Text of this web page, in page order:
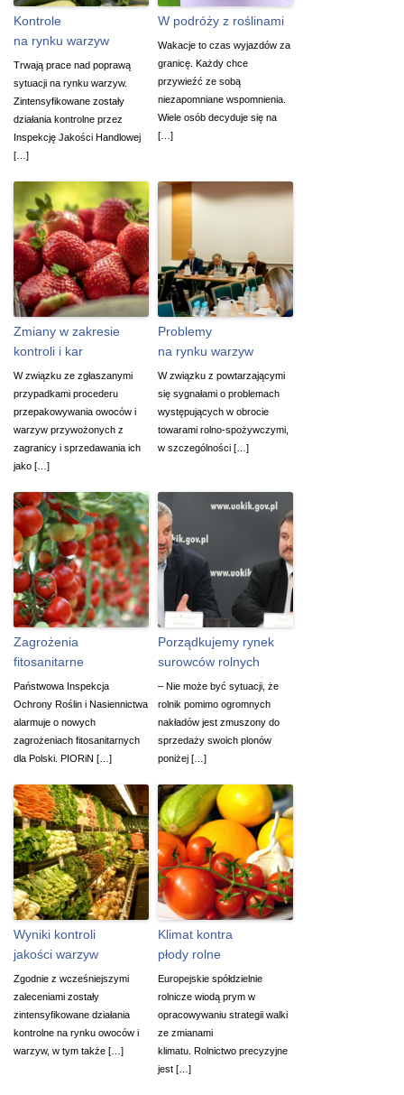
Kontrole
na rynku warzyw
Trwają prace nad poprawą
sytuacji na rynku warzyw.
Zintensyfikowane zostały
działania kontrolne przez
Inspekcję Jakości Handlowej
[…]
W podróży z roślinami
Wakacje to czas wyjazdów za
granicę. Każdy chce
przywieźć ze sobą
niezapomniane wspomnienia.
Wiele osób decyduje się na
[…]
Zmiany w zakresie
kontroli i kar
W związku ze zgłaszanymi
przypadkami procederu
przepakowywania owoców i
warzyw przywożonych z
zagranicy i sprzedawania ich
jako […]
Problemy
na rynku warzyw
W związku z powtarzającymi
się sygnałami o problemach
występujących w obrocie
towarami rolno-spożywczymi,
w szczególności […]
Zagrożenia
fitosanitarne
Państwowa Inspekcja
Ochrony Roślin i Nasiennictwa
alarmuje o nowych
zagrożeniach fitosanitarnych
dla Polski. PIORiN […]
Porządkujemy rynek
surowców rolnych
– Nie może być sytuacji, że
rolnik pomimo ogromnych
nakładów jest zmuszony do
sprzedaży swoich plonów
poniżej […]
Wyniki kontroli
jakości warzyw
Zgodnie z wcześniejszymi
zaleceniami zostały
zintensyfikowane działania
kontrolne na rynku owoców i
warzyw, w tym także […]
Klimat kontra
płody rolne
Europejskie spółdzielnie
rolnicze wiodą prym w
opracowywaniu strategii walki
ze zmianami
klimatu. Rolnictwo precyzyjne
jest […]